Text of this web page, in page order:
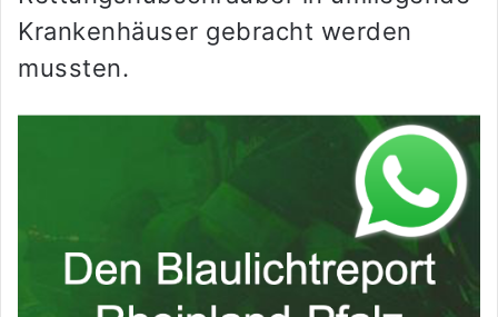
Krankenhäuser gebracht werden
mussten.